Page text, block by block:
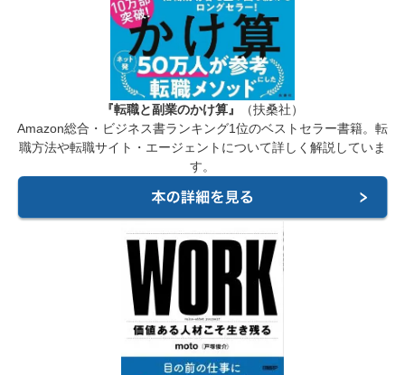
『転職と副業のかけ算』
（扶桑社）
Amazon総合・ビジネス書ランキング1位のベストセラー書籍。転
職方法や転職サイト・エージェントについて詳しく解説していま
す。